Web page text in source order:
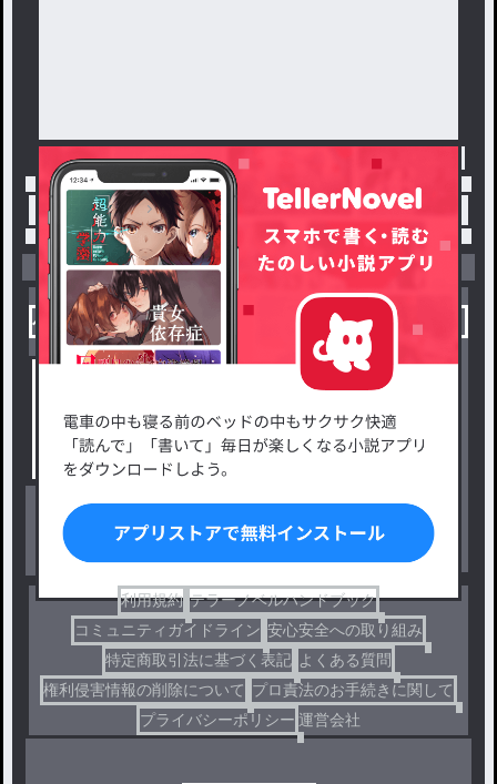
トップ 「#smkr」の人気小説・夢小説一覧
小説を探す
小説コンテスト応募・公募
出版・メディアミックス作品
ジャンルから探す
恋愛・ロマンス
ファンタジー・異世界・SF
ドラマ
利用規約 テラーノベルハンドブック
コミュニティガイドライン 安心安全への取り組み
特定商取引法に基づく表記 よくある質問
権利侵害情報の削除について プロ責法のお手続きに関して
プライバシーポリシー 運営会社